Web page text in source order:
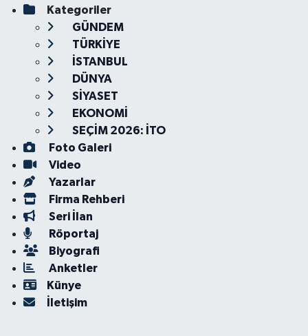
Kategoriler
GÜNDEM
TÜRKİYE
İSTANBUL
DÜNYA
SİYASET
EKONOMİ
SEÇİM 2026: İTO
Foto Galeri
Video
Yazarlar
Firma Rehberi
Seri İlan
Röportaj
Biyografi
Anketler
Künye
İletişim